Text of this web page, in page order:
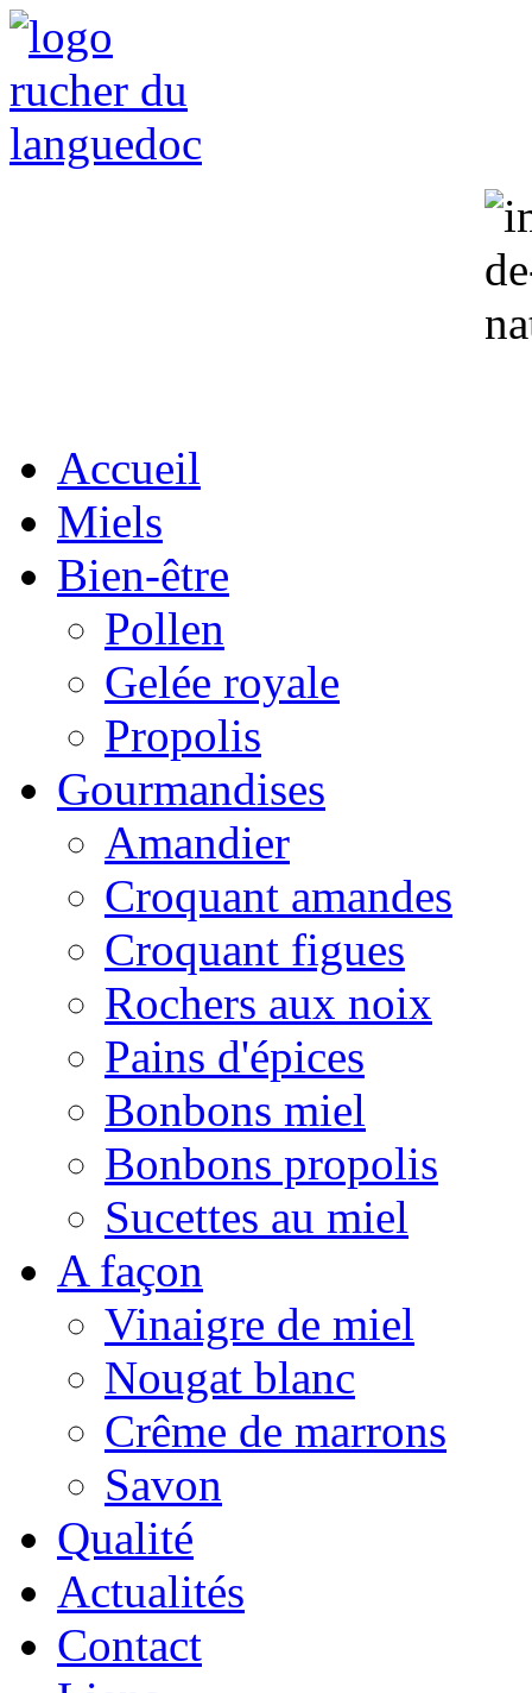
Accueil
Miels
Bien-être
Pollen
Gelée royale
Propolis
Gourmandises
Amandier
Croquant amandes
Croquant figues
Rochers aux noix
Pains d'épices
Bonbons miel
Bonbons propolis
Sucettes au miel
A façon
Vinaigre de miel
Nougat blanc
Crême de marrons
Savon
Qualité
Actualités
Contact